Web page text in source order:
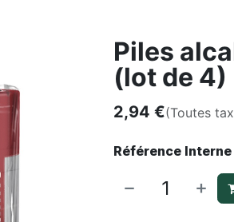
Piles
(lot de 4)
2,94 €(Toutes
Référence Interne